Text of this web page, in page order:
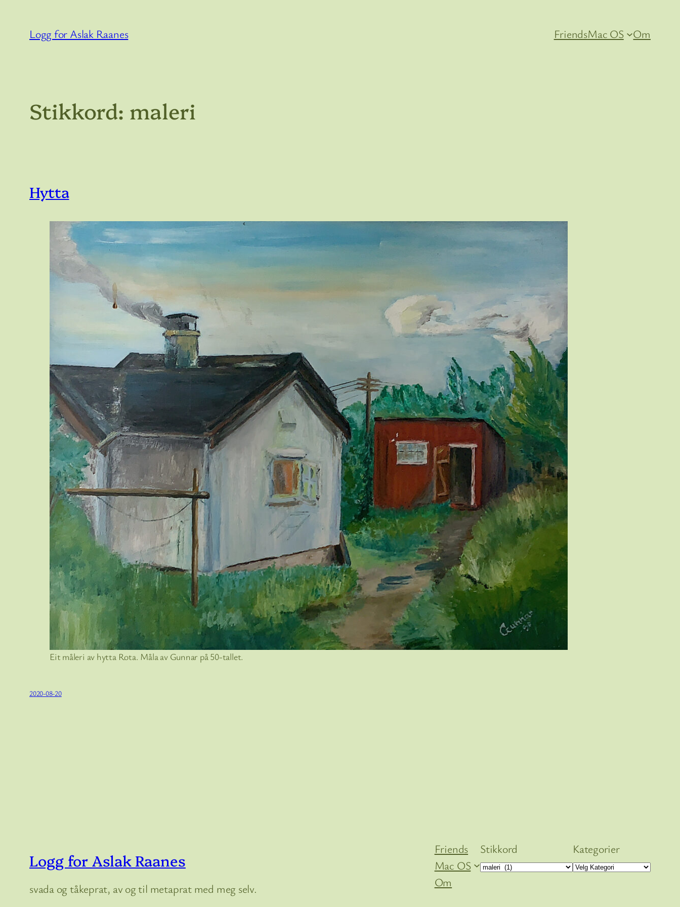
Logg for Aslak Raanes FriendsMac OS Om
Stikkord: maleri
Hytta
Eit måleri av hytta Rota. Måla av Gunnar på 50-tallet.
2020-08-20
Logg for Aslak Raanes
svada og tåkeprat, av og til metaprat med meg selv.
Friends
Mac OS
Om
Stikkord Kategorier